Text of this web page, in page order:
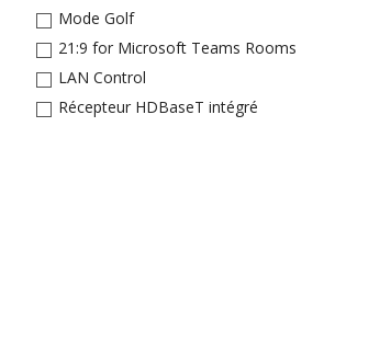
Mode Golf
21:9 for Microsoft Teams Rooms
LAN Control
Récepteur HDBaseT intégré